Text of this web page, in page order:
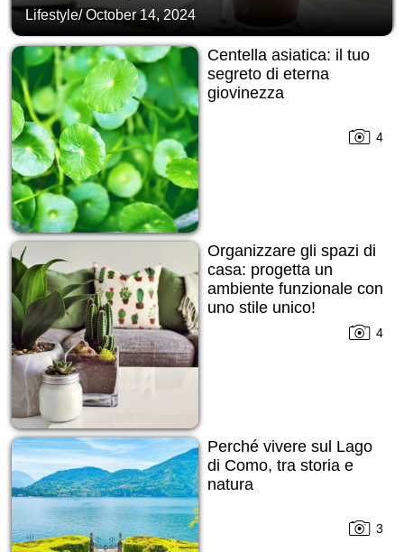
Lifestyle/October 14, 2024
Centella asiatica: il tuo
segreto di eterna
giovinezza
4
Organizzare gli spazi di
casa: progetta un
ambiente funzionale con
uno stile unico!
4
Perché vivere sul Lago
di Como, tra storia e
natura
3